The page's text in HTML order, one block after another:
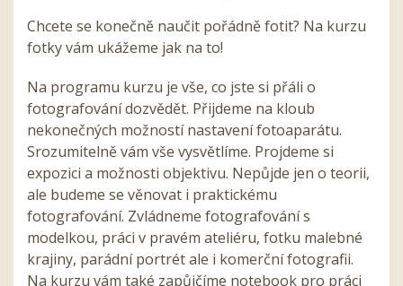
Chcete se konečně naučit pořádně fotit? Na kurzu
fotky vám ukážeme jak na to!
Na programu kurzu je vše, co jste si přáli o
fotografování dozvědět. Přijdeme na kloub
nekonečných možností nastavení fotoaparátu.
Srozumitelně vám vše vysvětlíme. Projdeme si
expozici a možnosti objektivu. Nepůjde jen o teorii,
ale budeme se věnovat i praktickému
fotografování. Zvládneme fotografování s
modelkou, práci v pravém ateliéru, fotku malebné
krajiny, parádní portrét ale i komerční fotografii.
Na kurzu vám také zapůjčíme notebook pro práci